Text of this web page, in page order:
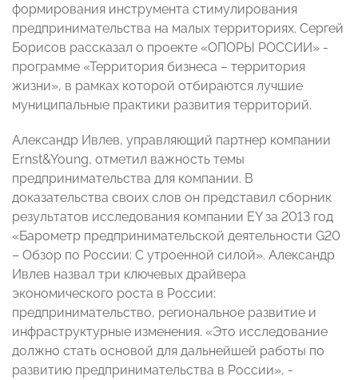
формирования инструмента стимулирования
предпринимательства на малых территориях. Сергей
Борисов рассказал о проекте «ОПОРЫ РОССИИ» -
программе «Территория бизнеса – территория
жизни», в рамках которой отбираются лучшие
муниципальные практики развития территорий.
Александр Ивлев, управляющий партнер компании
Ernst&Young, отметил важность темы
предпринимательства для компании. В
доказательства своих слов он представил сборник
результатов исследования компании EY за 2013 год
«Барометр предпринимательской деятельности G20
– Обзор по России: С утроенной силой». Александр
Ивлев назвал три ключевых драйвера
экономического роста в России:
предпринимательство, региональное развитие и
инфраструктурные изменения. «Это исследование
должно стать основой для дальнейшей работы по
развитию предпринимательства в России», -